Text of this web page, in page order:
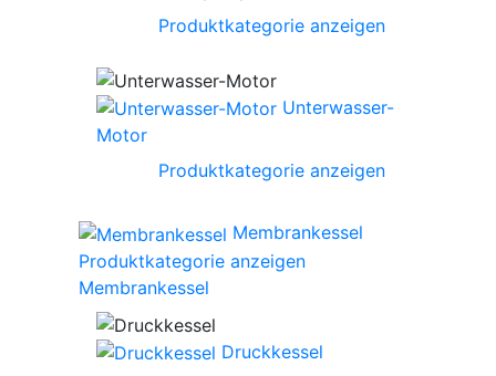
Produktkategorie anzeigen
Unterwasser-
Motor
Produktkategorie anzeigen
Membrankessel
Produktkategorie anzeigen
Membrankessel
Druckkessel